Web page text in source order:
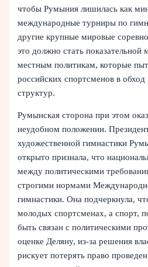
чтобы Румыния лишилась как
международные турниры по
другие крупные мировые
это должно стать показательной
местным политикам, которые
российских спортсменов в
структур.
Румынская сторона при этом
неудобном положении.
художественной гимнастики
открыто признала, что
между политическими
строгими нормами
гимнастики. Она подчеркнула,
молодых спортсменах, а спорт,
быть связан с политическими
оценке Деляну, из-за решения
рискует потерять право